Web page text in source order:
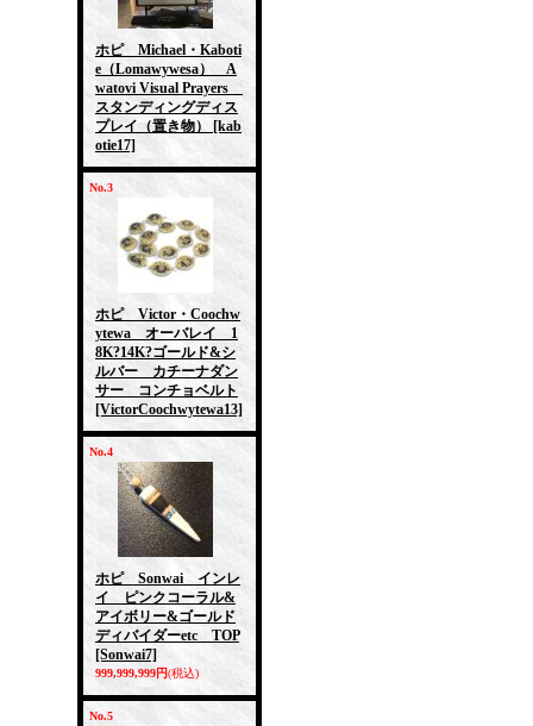
ホピ Michael・Kaboti
e（Lomawywesa） A
watovi Visual Prayers
スタンディングディス
プレイ（置き物）
[kab
otie17]
No.3
ホピ Victor・Coochw
ytewa オーバレイ 1
8K?14K?ゴールド&シ
ルバー カチーナダン
サー コンチョベルト
[VictorCoochwytewa13]
No.4
ホピ Sonwai インレ
イ ピンクコーラル&
アイボリー&ゴールド
ディバイダーetc TOP
[Sonwai7]
999,999,999円(税込)
No.5